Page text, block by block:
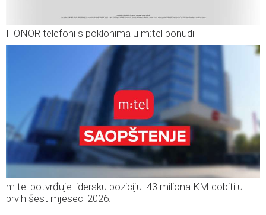
HONOR telefoni s poklonima u m:tel ponudi
m:tel potvrđuje lidersku poziciju: 43 miliona KM dobiti u
prvih šest mjeseci 2026.